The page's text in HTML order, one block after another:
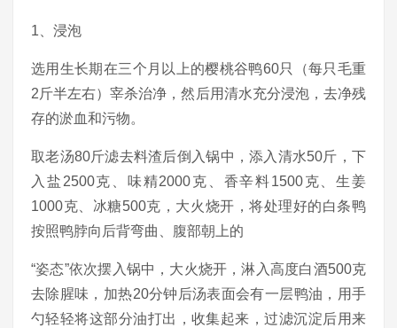
1、浸泡
选用生长期在三个月以上的樱桃谷鸭60只（每只毛重
2斤半左右）宰杀治净，然后用清水充分浸泡，去净残
存的淤血和污物。
取老汤80斤滤去料渣后倒入锅中，添入清水50斤，下
入盐2500克、味精2000克、香辛料1500克、生姜
1000克、冰糖500克，大火烧开，将处理好的白条鸭
按照鸭脖向后背弯曲、腹部朝上的
“姿态”依次摆入锅中，大火烧开，淋入高度白酒500克
去除腥味，加热20分钟后汤表面会有一层鸭油，用手
勺轻轻将这部分油打出，收集起来，过滤沉淀后用来